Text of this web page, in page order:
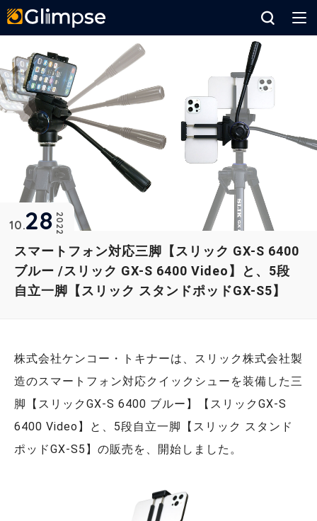
スマートフォン対応三脚【スリック GX-S 6400
ブルー /スリック GX-S 6400 Video】と、5段
自立一脚【スリック スタンドポッドGX-S5】
2022
10 28
株式会社ケンコー・トキナーは、スリック株式会社製
造のスマートフォン対応クイックシューを装備した三
脚【スリックGX-S 6400 ブルー】【スリックGX-S
6400 Video】と、5段自立一脚【スリック スタンド
ポッドGX-S5】の販売を、開始しました。